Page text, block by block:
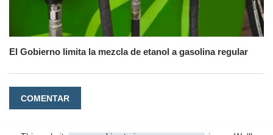
El Gobierno limita la mezcla de etanol a gasolina regular
COMENTAR